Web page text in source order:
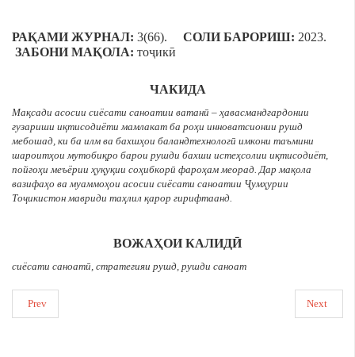
РАҚАМИ ЖУРНАЛ: 3(66). СОЛИ БАРОРИШ: 2023.
ЗАБОНИ МАҚОЛА: тоҷикӣ
ЧАКИДА
Мақсади асосии сиёсати саноатии ватанӣ – ҳавасмандгардонии
гузариши иқтисодиёти мамлакат ба роҳи инноватсионии рушд
мебошад, ки ба илм ва бахшҳои баландтехнологӣ имкони таъмини
шароитҳои мутобиқро барои рушди бахши истеҳсолии иқтисодиёт,
пойгоҳи меъёрии ҳуқуқии соҳибкорӣ фароҳам меорад. Дар мақола
вазифаҳо ва муаммоҳои асосии сиёсати саноатии Ҷумҳурии
Тоҷикистон мавриди таҳлил қарор гирифтаанд.
ВОЖАҲОИ КАЛИДӢ
сиёсати саноатӣ, стратегияи рушд, рушди саноат
Prev Next